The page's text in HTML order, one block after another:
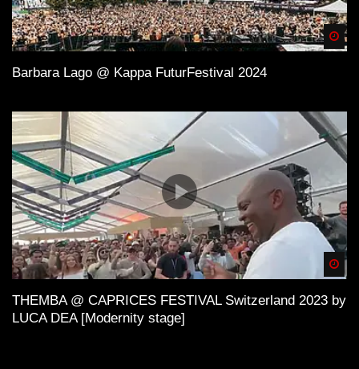
Barbara Lago @ Kappa FuturFestival 2024
THEMBA @ CAPRICES FESTIVAL Switzerland 2023 by
LUCA DEA [Modernity stage]